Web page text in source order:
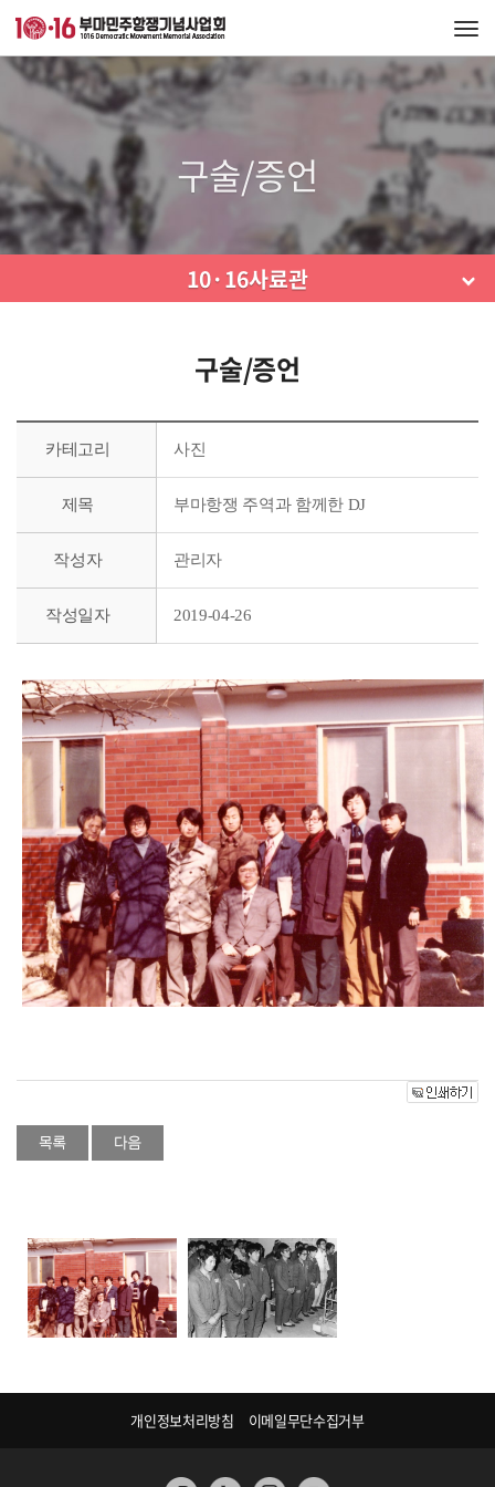
구술/증언
10·16사료관
구술/증언
카테고리 사진
제목 부마항쟁 주역과 함께한 DJ
작성자 관리자
작성일자 2019-04-26
개인정보처리방침 이메일무단수집거부